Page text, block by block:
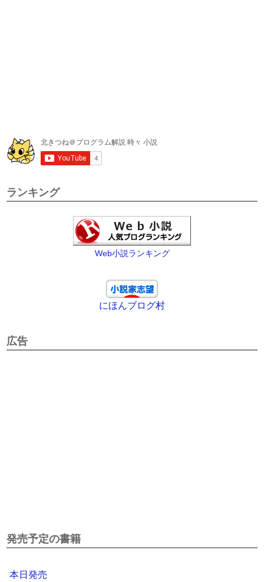
ランキング
Web小説ランキング
にほんブログ村
広告
発売予定の書籍
本日発売